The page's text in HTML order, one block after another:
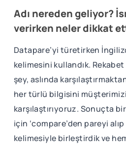
Adı nereden geliyor?
verirken neler dikkat
Datapare’yi türetirken
kelimesini kullandık.
şey, aslında
her türlü bilgisini
karşılaştırıyoruz. Sonuçta
için ‘compare’den pareyi
kelimesiyle birleştirdik ve